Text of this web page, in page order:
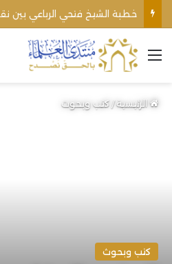
القائمة
الرئيسية/كتب وبحوث
كتب وبحوث